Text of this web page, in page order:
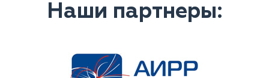
Наши партнеры: